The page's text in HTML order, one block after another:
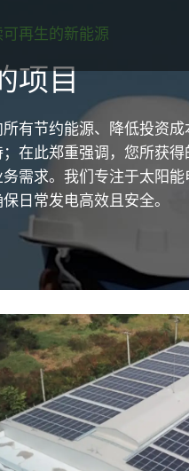
可再生的新能源
项目
有节约能源、降低投资成
；在此郑重强调，您所获得
务需求。我们专注于太阳能
保日常发电高效且安全。